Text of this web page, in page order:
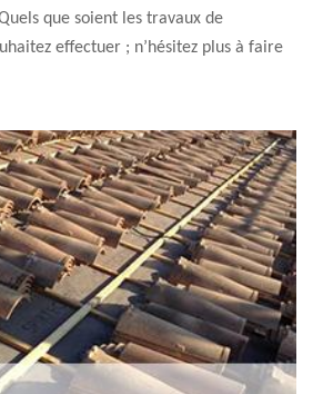
que soient les travaux de
effectuer ; n’hésitez plus à faire